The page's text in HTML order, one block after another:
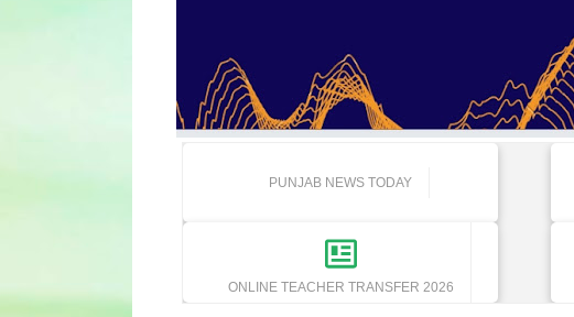
PUNJAB NEWS TODAY
ONLINE TEACHER TRANSFER 2026